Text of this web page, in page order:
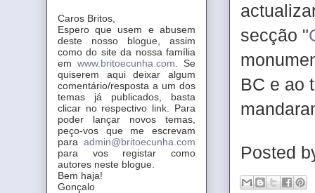
secção "
BC e ao
Posted
Caros Britos,
Espero que usem e abusem
deste nosso blogue, assim
como do site da nossa família
em www.britoecunha.com . Se
quiserem aqui deixar algum
comentário/resposta a um dos
temas já publicados, basta
clicar no respectivo link. Para
poder lançar novos temas,
peço-vos que me escrevam
para admin@britoecunha.com
para vos registar como
autores neste blogue.
Bem haja!
Gonçalo